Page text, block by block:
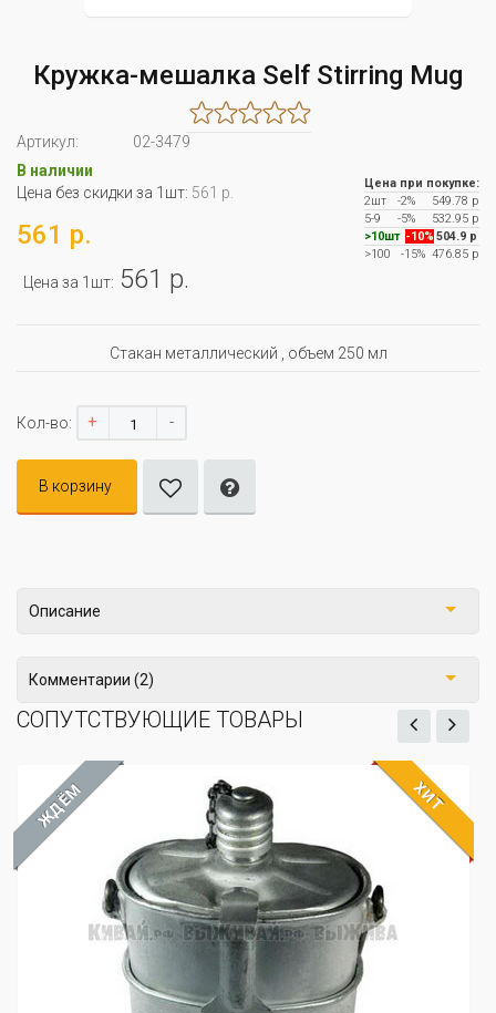
Кружка-мешалка Self Stirring Mug
Артикул:
02-3479
В наличии
Цена без скидки за 1шт: 561 р.
561 р.
Цена за 1шт: 561 р.
Цена при покупке:
2шт
-2%
549.78 р
5-9
-5%
532.95 р
>10шт -10% 504.9 р
>100
-15% 476.85 р
Стакан металлический , объем 250 мл
Кол-во: + -
В корзину
Описание
Комментарии (2)
СОПУТСТВУЮЩИЕ ТОВАРЫ
ЖДЁМ ХИТ